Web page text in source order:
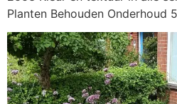
Planten Behouden Onderhoud